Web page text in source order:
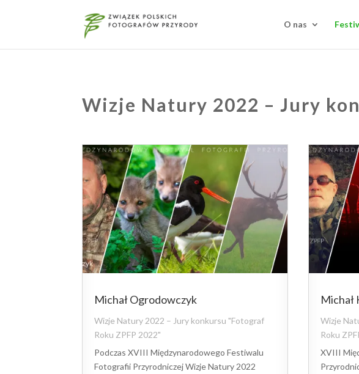
O nas
Wizje Natury 2022 – Jury
Michał Ogrodowczyk
Wizje Natury 2022 – Jury konkursu "Fotograf
Roku ZPFP 2022"
Podczas XVIII Międzynarodowego Festiwalu
Fotografii Przyrodniczej Wizje Natury 2022
Michał
Wizje
Roku
XVIII